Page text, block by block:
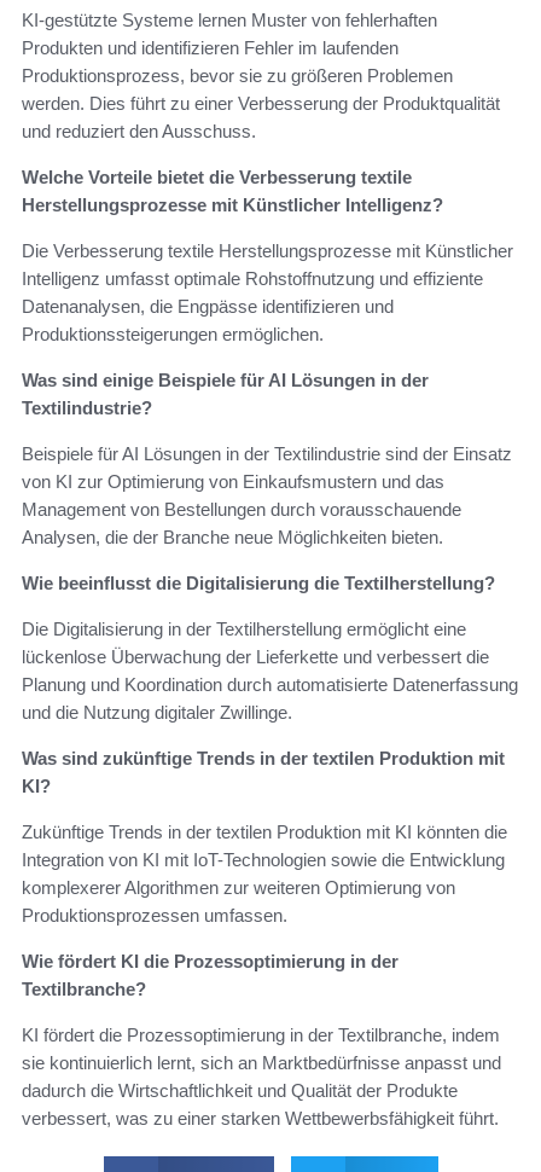
KI-gestützte Systeme lernen Muster von fehlerhaften
Produkten und identifizieren Fehler im laufenden
Produktionsprozess, bevor sie zu größeren Problemen
werden. Dies führt zu einer Verbesserung der Produktqualität
und reduziert den Ausschuss.
Welche Vorteile bietet die Verbesserung textile
Herstellungsprozesse mit Künstlicher Intelligenz?
Die Verbesserung textile Herstellungsprozesse mit Künstlicher
Intelligenz umfasst optimale Rohstoffnutzung und effiziente
Datenanalysen, die Engpässe identifizieren und
Produktionssteigerungen ermöglichen.
Was sind einige Beispiele für AI Lösungen in der
Textilindustrie?
Beispiele für AI Lösungen in der Textilindustrie sind der Einsatz
von KI zur Optimierung von Einkaufsmustern und das
Management von Bestellungen durch vorausschauende
Analysen, die der Branche neue Möglichkeiten bieten.
Wie beeinflusst die Digitalisierung die Textilherstellung?
Die Digitalisierung in der Textilherstellung ermöglicht eine
lückenlose Überwachung der Lieferkette und verbessert die
Planung und Koordination durch automatisierte Datenerfassung
und die Nutzung digitaler Zwillinge.
Was sind zukünftige Trends in der textilen Produktion mit
KI?
Zukünftige Trends in der textilen Produktion mit KI könnten die
Integration von KI mit IoT-Technologien sowie die Entwicklung
komplexerer Algorithmen zur weiteren Optimierung von
Produktionsprozessen umfassen.
Wie fördert KI die Prozessoptimierung in der
Textilbranche?
KI fördert die Prozessoptimierung in der Textilbranche, indem
sie kontinuierlich lernt, sich an Marktbedürfnisse anpasst und
dadurch die Wirtschaftlichkeit und Qualität der Produkte
verbessert, was zu einer starken Wettbewerbsfähigkeit führt.